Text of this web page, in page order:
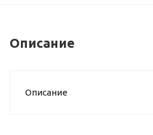
Описание
Описание